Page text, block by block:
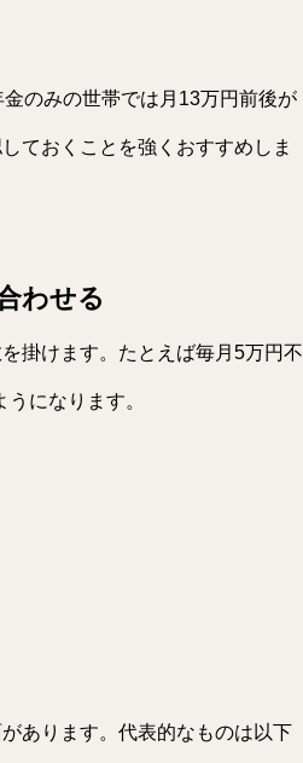
のみの世帯では月13万円前後が
ておくことを強くおすすめしま
わせる
掛けます。たとえば毎月5万円不
になります。
あります。代表的なものは以下